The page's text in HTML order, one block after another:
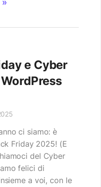
e Cyber
ci siamo: è
Friday 2025! (E
del Cyber
felici di
a voi, con le